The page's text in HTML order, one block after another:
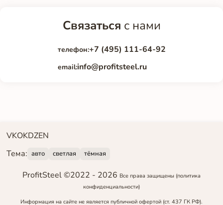
Связаться с нами
телефон:+7 (495) 111-64-92
email:info@profitsteel.ru
VKOKDZEN
Тема: авто светлая тёмная
ProfitSteel ©2022 - 2026 Все права защищены (политика
конфиденциальности)
Информация на сайте не является публичной офертой (ст. 437 ГК РФ).